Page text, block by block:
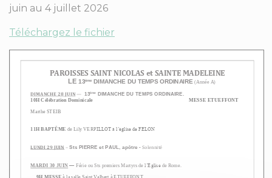
juin au 4 juillet 2026
Téléchargez le fichier